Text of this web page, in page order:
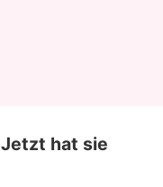
hat sie